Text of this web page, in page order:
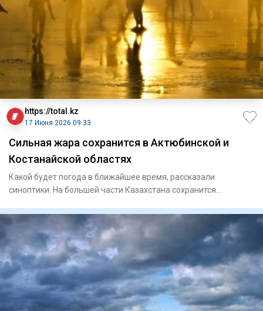
https://total.kz
17 Июня 2026 09:33
Сильная жара сохранится в Актюбинской и
Костанайской областях
Какой будет погода в ближайшее время, рассказали
синоптики. На большей части Казахстана сохранится